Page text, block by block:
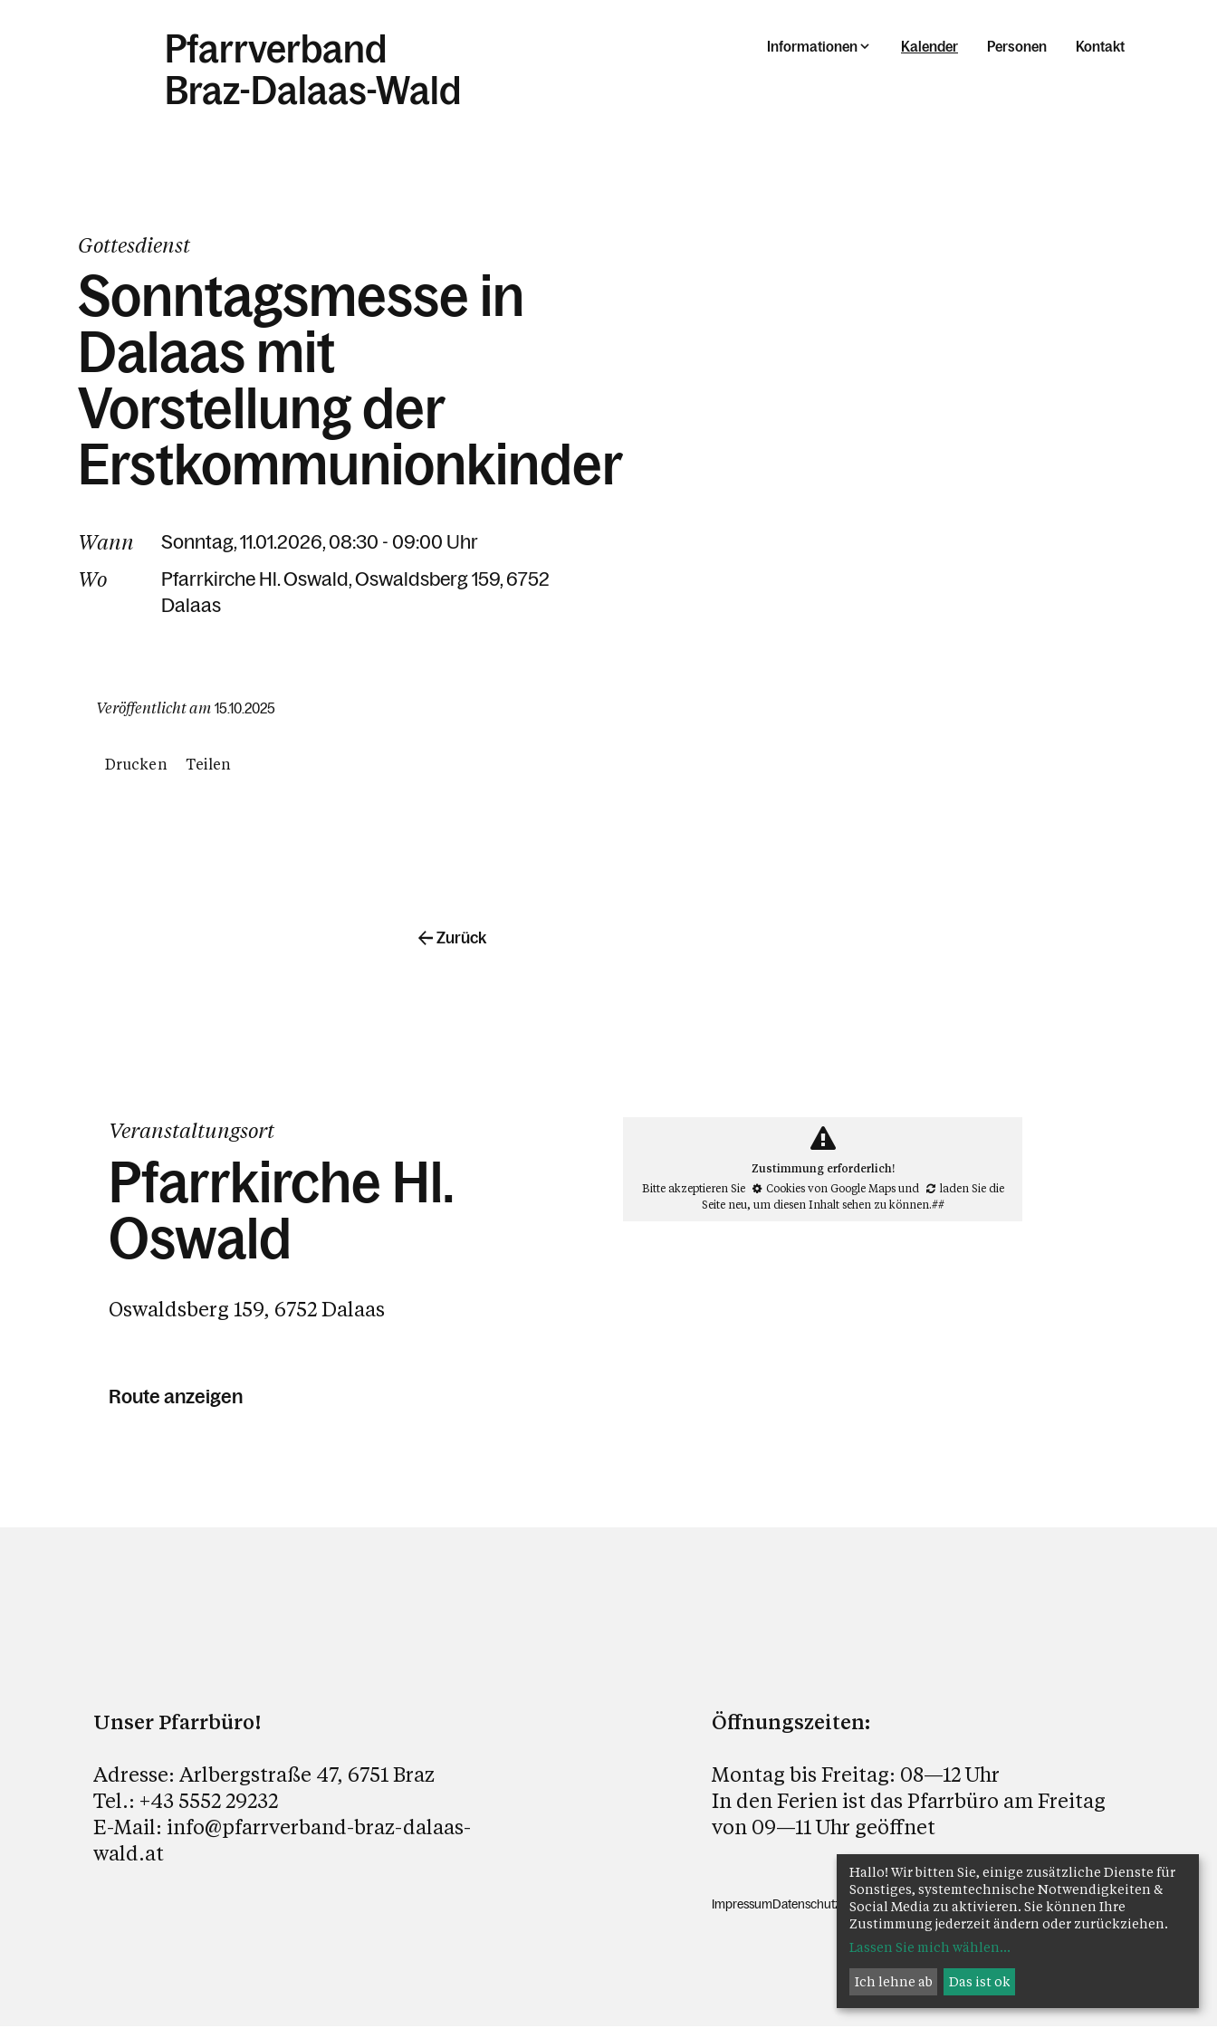
Pfarrverband
Braz-Dalaas-Wald
Informationen Kalender Personen Kontakt
Gottesdienst
Sonntagsmesse in
Dalaas mit
Vorstellung der
Erstkommunionkinder
Wann Sonntag, 11.01.2026, 08:30 - 09:00 Uhr
Wo Pfarrkirche Hl. Oswald Oswaldsberg 159 6752
Dalaas
Veröffentlicht am 15.10.2025
Drucken Teilen
Zurück
Veranstaltungsort
Pfarrkirche Hl.
Oswald
Oswaldsberg 159, 6752 Dalaas
Route anzeigen
Zustimmung erforderlich!
Bitte akzeptieren Sie
Cookies von Google Mapsund
laden Sie die
Seite neu, um diesen Inhalt sehen zu können.##
Unser Pfarrbüro!
Adresse: Arlbergstraße 47, 6751 Braz
Tel.: +43 5552 29232
E-Mail: info@pfarrverband-braz-dalaas-
wald.at
Öffnungszeiten:
Montag bis Freitag: 08—12 Uhr
In den Ferien ist das Pfarrbüro am Freitag
von 09—11 Uhr geöffnet
ImpressumDatenschutz Anmelden
Hallo! Wir bitten Sie, einige zusätzliche Dienste für
Sonstiges, systemtechnische Notwendigkeiten &
Social Media zu aktivieren. Sie können Ihre
Zustimmung jederzeit ändern oder zurückziehen.
Lassen Sie mich wählen...
Ich lehne ab Das ist ok